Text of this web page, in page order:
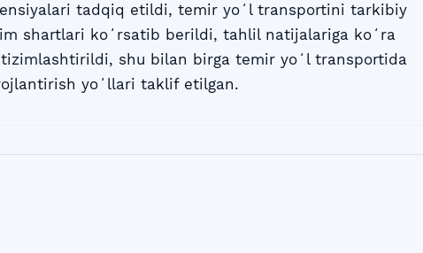
tadqiq etildi, temir yoʻl transportini tarkibiy
shartlari koʻrsatib berildi, tahlil natijalariga koʻra
tizimlashtirildi, shu bilan birga temir yoʻl transportida
yoʻllari taklif etilgan.